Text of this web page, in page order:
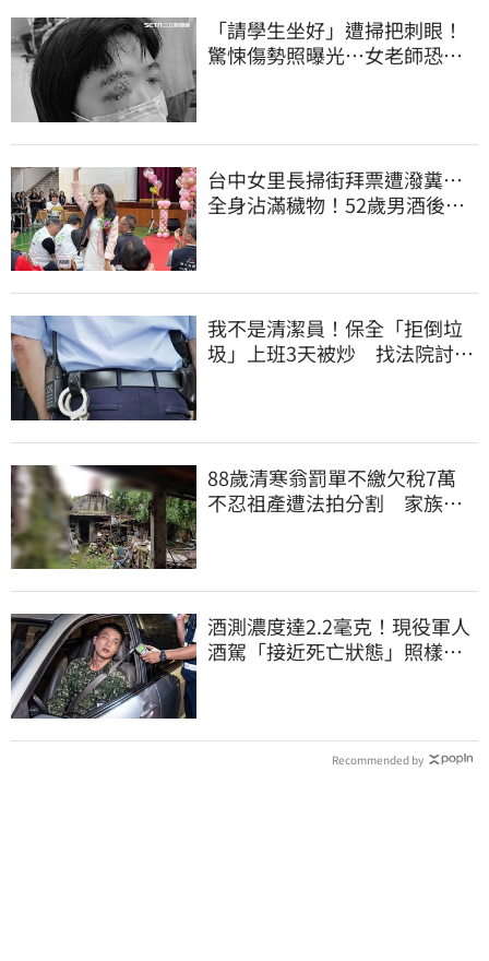
「請學生坐好」遭掃把刺眼！
驚悚傷勢照曝光…女老師恐失
台中女里長掃街拜票遭潑糞⋯
全身沾滿穢物！52歲男酒後失
我不是清潔員！保全「拒倒垃
圾」上班3天被炒 找法院討公
88歲清寒翁罰單不繳欠稅7萬
不忍祖產遭法拍分割 家族按
酒測濃度達2.2毫克！現役軍人
酒駕「接近死亡狀態」照樣開
Recommended by